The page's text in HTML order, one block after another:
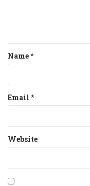
Name*
Email *
Website